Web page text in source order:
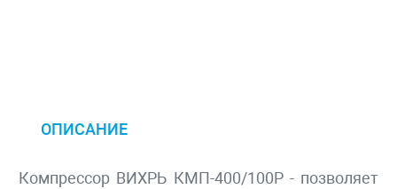
ОПИСАНИЕ
Компрессор ВИХРЬ КМП-400/100Р - позволяет